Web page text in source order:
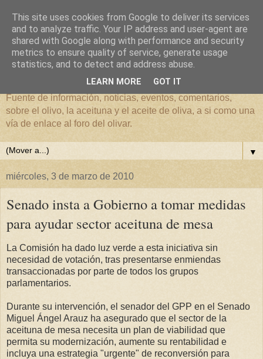
El mundo del Olivar
Fuente de información, noticias, eventos, comentarios,
sobre el olivo, la aceituna y el aceite de oliva, a si como una
vía de enlace al foro del olivar.
▼
miércoles, 3 de marzo de 2010
Senado insta a Gobierno a tomar medidas
para ayudar sector aceituna de mesa
La Comisión ha dado luz verde a esta iniciativa sin
necesidad de votación, tras presentarse enmiendas
transaccionadas por parte de todos los grupos
parlamentarios.
Durante su intervención, el senador del GPP en el Senado
Miguel Ángel Arauz ha asegurado que el sector de la
aceituna de mesa necesita un plan de viabilidad que
permita su modernización, aumente su rentabilidad e
incluya una estrategia "urgente" de reconversión para
This site uses cookies from Google to deliver its services
and to analyze traffic. Your IP address and user-agent are
shared with Google along with performance and security
metrics to ensure quality of service, generate usage
statistics, and to detect and address abuse.
LEARN MORE GOT IT